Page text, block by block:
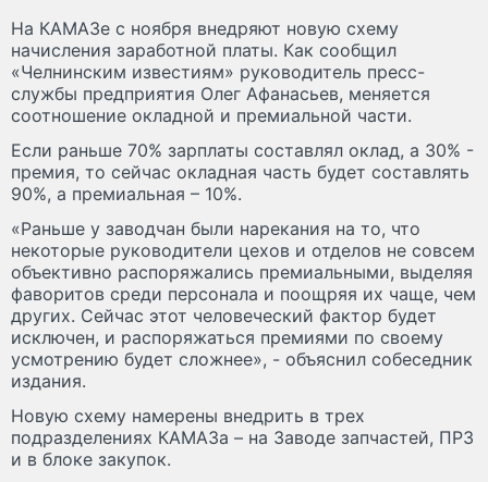
На КАМАЗе с ноября внедряют новую схему
начисления заработной платы. Как сообщил
«Челнинским известиям» руководитель пресс-
службы предприятия Олег Афанасьев, меняется
соотношение окладной и премиальной части.
Если раньше 70% зарплаты составлял оклад, а 30% -
премия, то сейчас окладная часть будет составлять
90%, а премиальная – 10%.
«Раньше у заводчан были нарекания на то, что
некоторые руководители цехов и отделов не совсем
объективно распоряжались премиальными, выделяя
фаворитов среди персонала и поощряя их чаще, чем
других. Сейчас этот человеческий фактор будет
исключен, и распоряжаться премиями по своему
усмотрению будет сложнее», - объяснил собеседник
издания.
Новую схему намерены внедрить в трех
подразделениях КАМАЗа – на Заводе запчастей, ПРЗ
и в блоке закупок.